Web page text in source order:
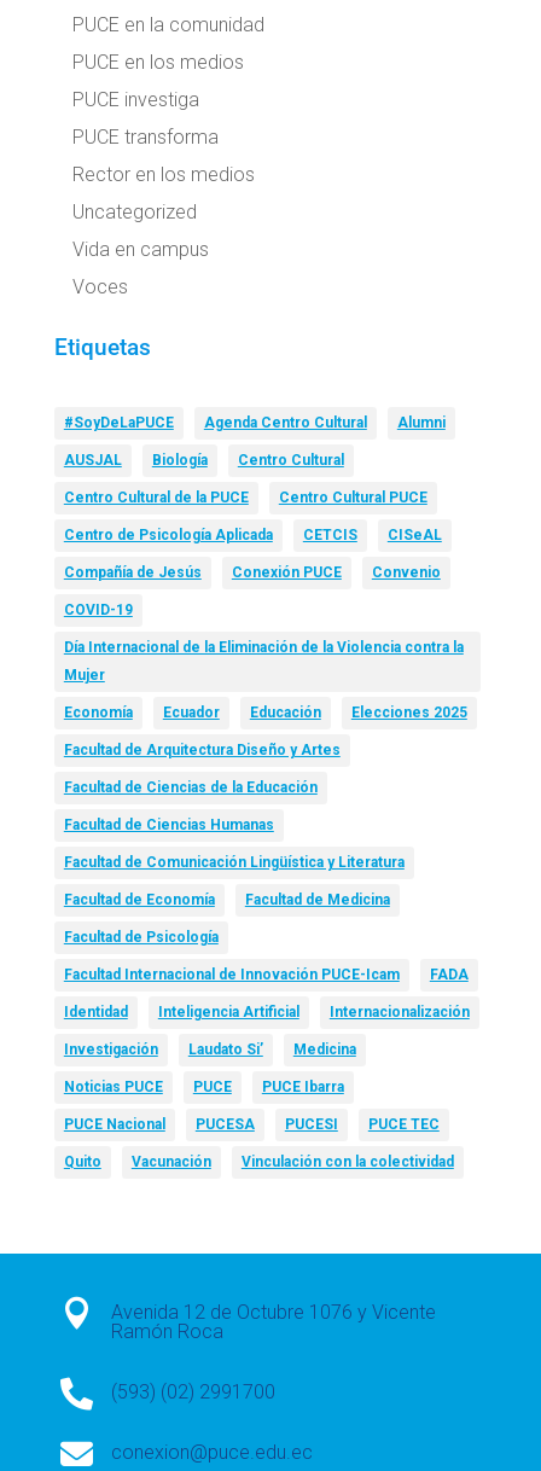
PUCE en la comunidad
PUCE en los medios
PUCE investiga
PUCE transforma
Rector en los medios
Uncategorized
Vida en campus
Voces
Etiquetas
#SoyDeLaPUCE Agenda Centro Cultural Alumni
AUSJAL Biología Centro Cultural
Centro Cultural de la PUCE Centro Cultural PUCE
Centro de Psicología Aplicada CETCIS CISeAL
Compañía de Jesús Conexión PUCE Convenio
COVID-19
Día Internacional de la Eliminación de la Violencia contra la
Mujer
Economía Ecuador Educación Elecciones 2025
Facultad de Arquitectura Diseño y Artes
Facultad de Ciencias de la Educación
Facultad de Ciencias Humanas
Facultad de Comunicación Lingüística y Literatura
Facultad de Economía Facultad de Medicina
Facultad de Psicología
Facultad Internacional de Innovación PUCE-Icam FADA
Identidad Inteligencia Artificial Internacionalización
Investigación Laudato Si’ Medicina
Noticias PUCE PUCE PUCE Ibarra
PUCE Nacional PUCESA PUCESI PUCE TEC
Quito Vacunación Vinculación con la colectividad

Avenida 12 de Octubre 1076 y Vicente
Ramón Roca
 (593) (02) 2991700
 conexion@puce.edu.ec